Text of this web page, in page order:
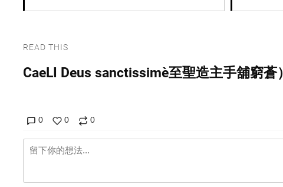
READ THIS
CaeLI Deus sanctissime（至聖造主手舖窮蒼）